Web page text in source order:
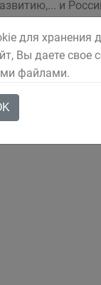
и
месту
года.
для хранения
Вы даете свое
файлами.